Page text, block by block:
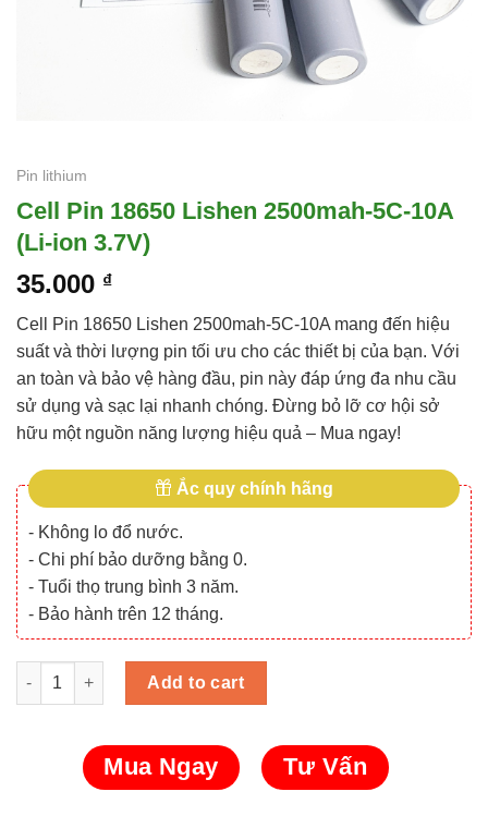
Pin lithium
Cell Pin 18650 Lishen 2500mah-5C-10A
(Li-ion 3.7V)
35.000 ₫
Cell Pin 18650 Lishen 2500mah-5C-10A mang đến hiệu
suất và thời lượng pin tối ưu cho các thiết bị của bạn. Với
an toàn và bảo vệ hàng đầu, pin này đáp ứng đa nhu cầu
sử dụng và sạc lại nhanh chóng. Đừng bỏ lỡ cơ hội sở
hữu một nguồn năng lượng hiệu quả – Mua ngay!
Ắc quy chính hãng
- Không lo đổ nước.
- Chi phí bảo dưỡng bằng 0.
- Tuổi thọ trung bình 3 năm.
- Bảo hành trên 12 tháng.
Cell Pin 18650 Lishen 2500mah-5C-10A (Li-ion 3.7V) quantity
Add to cart
Mua Ngay Tư Vấn